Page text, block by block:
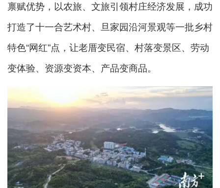
禀赋优势，以农旅、文旅引领村庄经济发展，成功
打造了十一合艺术村、旦家园沿河景观等一批乡村
特色“网红”点，让老厝变民宿、村落变景区、劳动
变体验、资源变资本、产品变商品。